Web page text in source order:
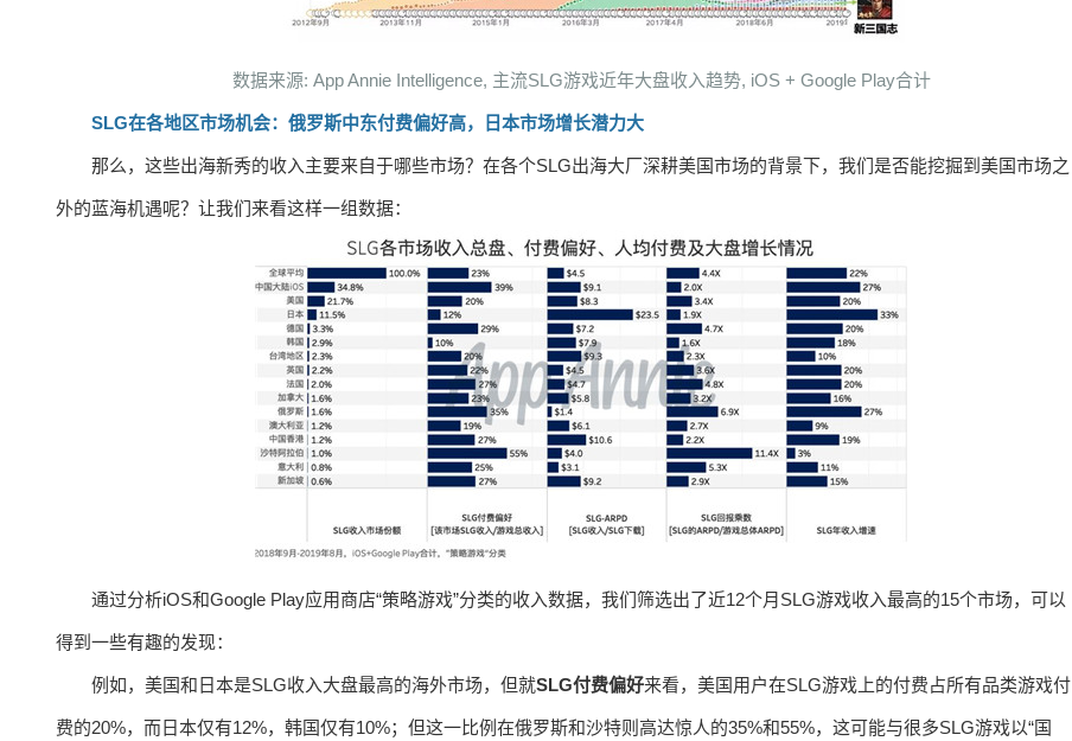
数据来源: App Annie Intelligence, 主流SLG游戏近年大盘收入趋势, iOS + Google Play合计
SLG在各地区市场机会：俄罗斯中东付费偏好高，日本市场增长潜力大
那么，这些出海新秀的收入主要来自于哪些市场？在各个SLG出海大厂深耕美国市场的背景下，我们是否能挖掘到美国市场之
外的蓝海机遇呢？让我们来看这样一组数据：
通过分析iOS和Google Play应用商店“策略游戏”分类的收入数据，我们筛选出了近12个月SLG游戏收入最高的15个市场，可以
得到一些有趣的发现：
例如，美国和日本是SLG收入大盘最高的海外市场，但就SLG付费偏好来看，美国用户在SLG游戏上的付费占所有品类游戏付
费的20%，而日本仅有12%，韩国仅有10%；但这一比例在俄罗斯和沙特则高达惊人的35%和55%，这可能与很多SLG游戏以“国